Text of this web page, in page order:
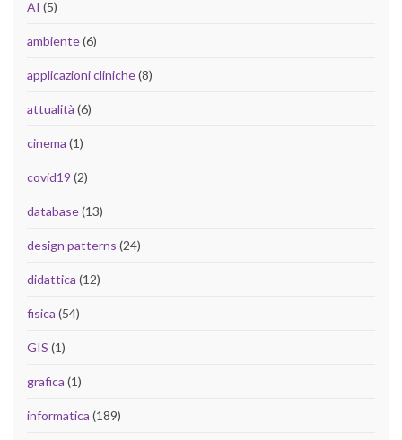
AI (5)
ambiente(6)
applicazioni cliniche(8)
attualità (6)
cinema (1)
covid19 (2)
database(13)
design patterns (24)
didattica (12)
fisica (54)
GIS (1)
grafica (1)
informatica (189)